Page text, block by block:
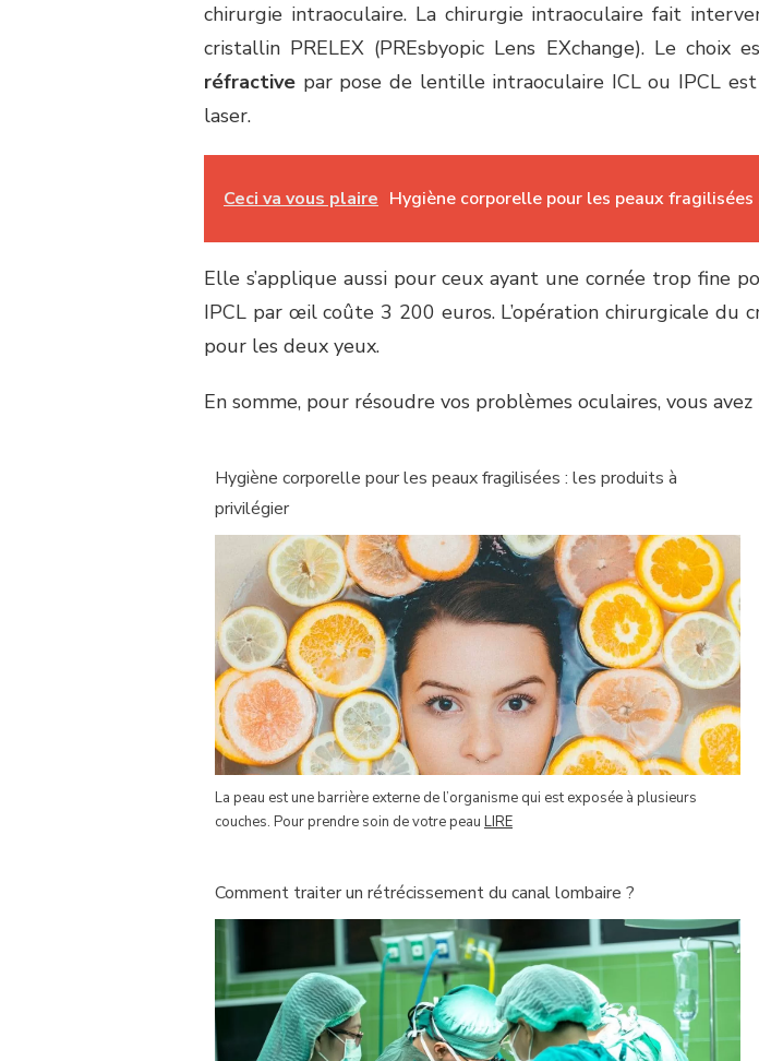
chirurgie intraoculaire. La chirurgie intraoculaire fait
cristallin PRELEX (PREsbyopic Lens EXchange). Le
réfractive par pose de lentille intraoculaire ICL ou IPCL
laser.
Ceci va vous plaire Hygiène corporelle pour les peaux
Elle s’applique aussi pour ceux ayant une cornée trop fine
IPCL par œil coûte 3 200 euros. L’opération chirurgicale
pour les deux yeux.
En somme, pour résoudre vos problèmes oculaires, vous
Hygiène corporelle pour les peaux fragilisées : les produits à
privilégier
La peau est une barrière externe de l’organisme qui est exposée à plusieurs
couches. Pour prendre soin de votre peau LIRE
Comment traiter un rétrécissement du canal lombaire ?